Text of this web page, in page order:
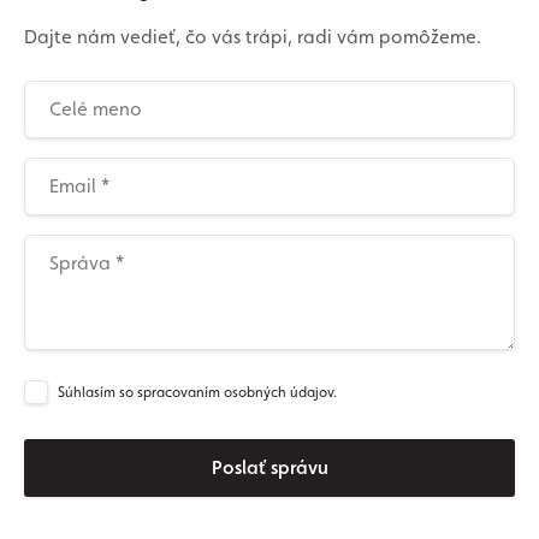
Dajte nám vedieť, čo vás trápi, radi vám pomôžeme.
Súhlasím so spracovaním osobných údajov.
Poslať správu